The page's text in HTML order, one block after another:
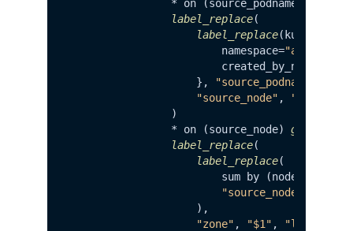
                * on (source_podname)
label_replace(
label_replace
                        namespace=
"app-
                        created_by_name=~
                    },
"source_podname"
"source_node" , "$1"
                )
                * on (source_node)
group_left
label_replace(
label_replace(
sum by (node,
"source_node"
                    ),
"zone" , "$1" ,